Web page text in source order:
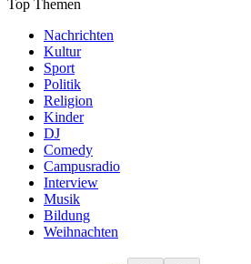
Top Themen
Nachrichten
Kultur
Sport
Politik
Religion
Kinder
DJ
Comedy
Campusradio
Interview
Musik
Bildung
Weihnachten